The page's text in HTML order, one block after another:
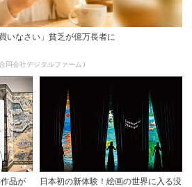
いなさい」貧乏が億万長者に
同会社デジタルファーム )
品が
日本初の新体験！絵画の世界に入る没